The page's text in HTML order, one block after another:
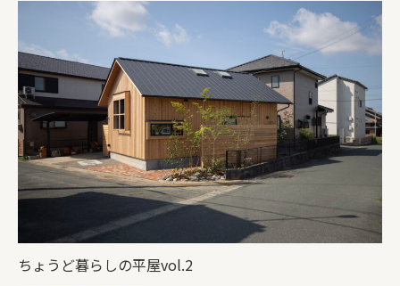
ちょうど暮らしの平屋vol.2